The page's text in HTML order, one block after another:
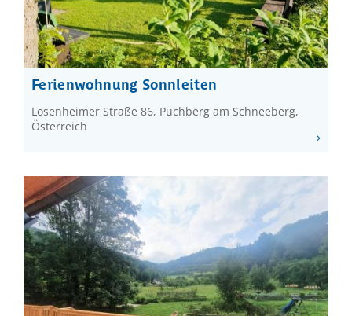
Ferienwohnung Sonnleiten
Losenheimer Straße 86, Puchberg am Schneeberg,
Österreich